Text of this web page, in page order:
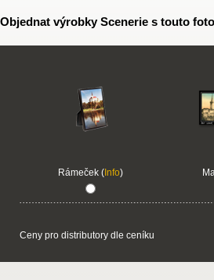
Objednat výrobky Scenerie s touto
Rámeček (Info)
Ceny pro distributory dle ceníku